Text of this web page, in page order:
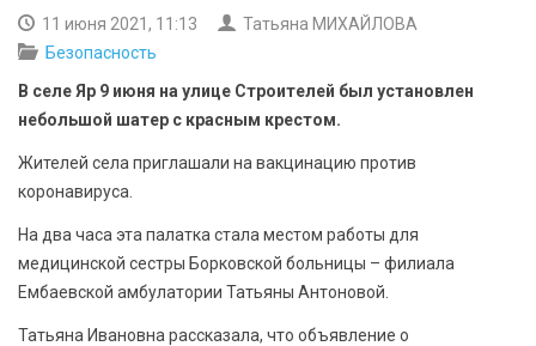
БЕЗОПАСНОСТЬ
СПОРТ
11 июня 2021, 11:13
Татьяна МИХАЙЛОВА
Безопасность
В селе Яр 9 июня на улице Строителей был установлен
небольшой шатер с красным крестом.
Жителей села приглашали на вакцинацию против
коронавируса.
На два часа эта палатка стала местом работы для
медицинской сестры Борковской больницы – филиала
Ембаевской амбулатории Татьяны Антоновой.
Татьяна Ивановна рассказала, что объявление о